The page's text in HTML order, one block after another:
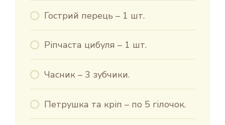
Гострий перець – 1 шт.
Ріпчаста цибуля – 1 шт.
Часник – 3 зубчики.
Петрушка та кріп – по 5 гілочок.